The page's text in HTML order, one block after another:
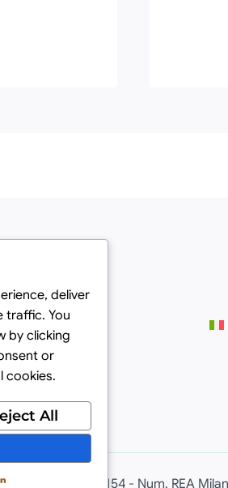
- p.i.: 09903110154 - Num. REA
deliver
traffic. You
by clicking
or
cookies.
All